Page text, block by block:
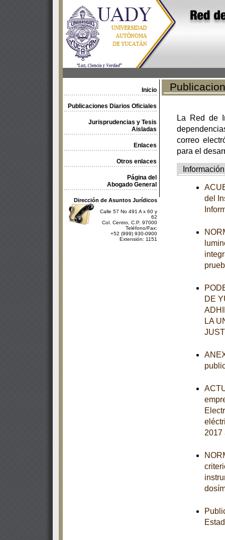
Inicio
Publicaciones Diarios Oficiales
Jurisprudencias y Tesis
Aisladas
Enlaces
Otros enlaces
Página del
Abogado General
Dirección de Asuntos Jurídicos
Calle 57 No 491 A x 60 y
62
Col. Centro, C.P. 97000
Teléfono/Fax:
+52 (999) 930-0900
Extensión: 1151
La Red de
correo
para el
Información
del
DE
LA
2017